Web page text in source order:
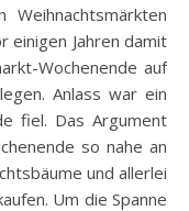
einigen Jahren damit
Wochenende auf
Anlass war ein
fiel. Das Argument
so nahe an
und allerlei
Um die Spanne